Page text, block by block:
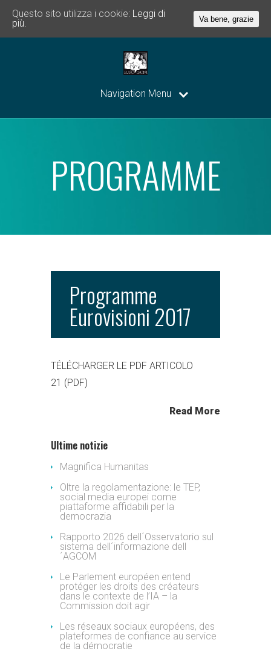
Navigation Menu
PROGRAMME
Programme
Eurovisioni 2017
TÉLÉCHARGER LE PDF ARTICOLO
21 (PDF)
Read More
Ultime notizie
Magnifica Humanitas
Oltre la regolamentazione: le TEP,
social media europei come
piattaforme affidabili per la
democrazia
Rapporto 2026 dell´Osservatorio sul
sistema dell´informazione dell
´AGCOM
Le Parlement européen entend
protéger les droits des créateurs
dans le contexte de l’IA – la
Commission doit agir
Les réseaux sociaux européens, des
plateformes de confiance au service
de la démocratie
Questo sito utilizza i cookie: Leggi di
più.
Va bene, grazie